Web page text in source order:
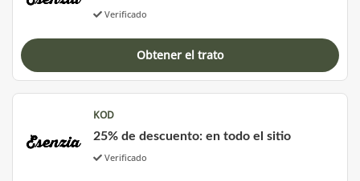
Verificado
Obtener el trato
KOD
25% de descuento: en todo el sitio
Verificado